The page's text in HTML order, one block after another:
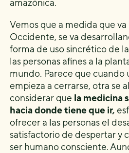
amazónica.
Vemos que a medida que va
Occidente, se va
forma de uso sincrético de
las personas afines a la
mundo. Parece que cuando
empieza a cerrarse, otra se
considerar que la medicina
hacia donde tiene que ir,
ofrecer a las personas el
satisfactorio de despertar y
ser humano consciente.